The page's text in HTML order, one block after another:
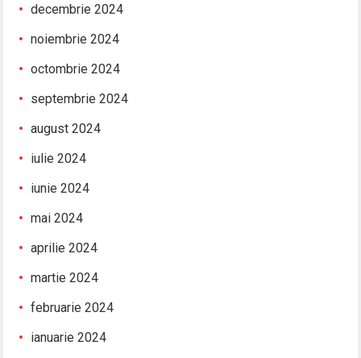
decembrie 2024
noiembrie 2024
octombrie 2024
septembrie 2024
august 2024
iulie 2024
iunie 2024
mai 2024
aprilie 2024
martie 2024
februarie 2024
ianuarie 2024